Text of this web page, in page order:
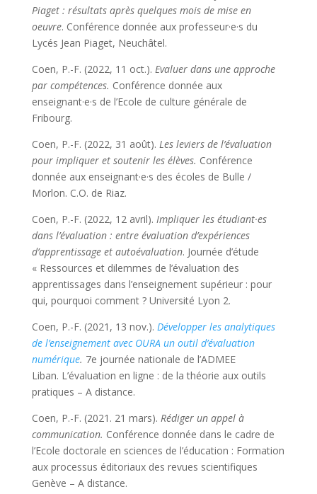
Piaget : résultats après quelques mois de mise en
oeuvre. Conférence donnée aux professeur·e·s du
Lycés Jean Piaget, Neuchâtel.
Coen, P.-F. (2022, 11 oct.). Evaluer dans une approche
par compétences. Conférence donnée aux
enseignant·e·s de l’Ecole de culture générale de
Fribourg.
Coen, P.-F. (2022, 31 août). Les leviers de l’évaluation
pour impliquer et soutenir les élèves. Conférence
donnée aux enseignant·e·s des écoles de Bulle /
Morlon. C.O. de Riaz.
Coen, P.-F. (2022, 12 avril). Impliquer les étudiant·es
dans l’évaluation : entre évaluation d’expériences
d’apprentissage et autoévaluation. Journée d’étude
« Ressources et dilemmes de l’évaluation des
apprentissages dans l’enseignement supérieur : pour
qui, pourquoi comment ? Université Lyon 2.
Coen, P.-F. (2021, 13 nov.). Développer les analytiques
de l’enseignement avec OURA un outil d’évaluation
numérique. 7e journée nationale de l’ADMEE
Liban. L’évaluation en ligne : de la théorie aux outils
pratiques – A distance.
Coen, P.-F. (2021. 21 mars). Rédiger un appel à
communication. Conférence donnée dans le cadre de
l’Ecole doctorale en sciences de l’éducation : Formation
aux processus éditoriaux des revues scientifiques
Genève – A distance.